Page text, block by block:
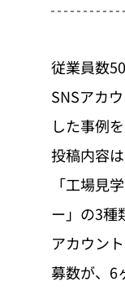
従業員数
SNSアカ
した事例
投稿内容
「工場見
ー」の3種
アカウン
募数が、6